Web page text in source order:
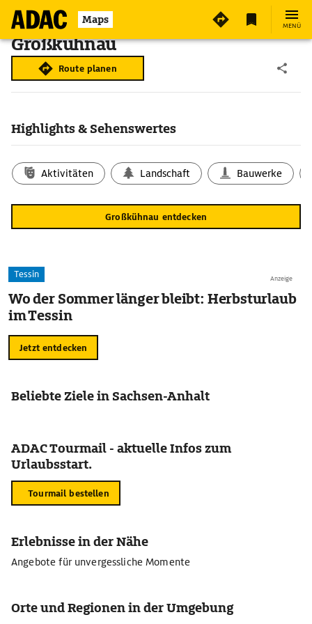
Maps MENÜ
Großkühnau
Route planen
Highlights & Sehenswertes
Aktivitäten Landschaft Bauwerke
Großkühnau entdecken
Anzeige
Tessin
Wo der Sommer länger bleibt: Herbsturlaub
im Tessin
Jetzt entdecken
Beliebte Ziele in Sachsen-Anhalt
ADAC Tourmail - aktuelle Infos zum
Urlaubsstart.
Tourmail bestellen
Erlebnisse in der Nähe
Angebote für unvergessliche Momente
Orte und Regionen in der Umgebung